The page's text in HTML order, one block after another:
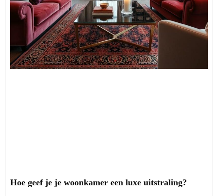
Hoe geef je je woonkamer een luxe uitstraling?